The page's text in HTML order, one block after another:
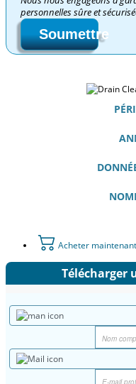
personnelles sûre et
Soumettre
Acheter maintenant
Télécharger